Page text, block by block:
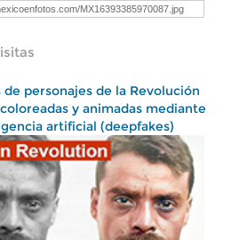
personajes de la Revolución
y animadas mediante
artificial (deepfakes)